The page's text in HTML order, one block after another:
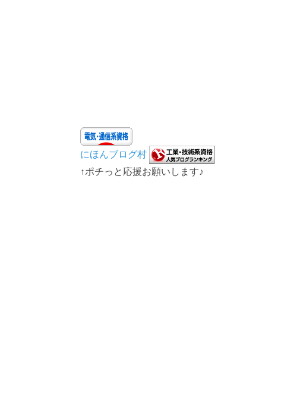
にほんブログ村
↑ポチっと応援お願いします♪